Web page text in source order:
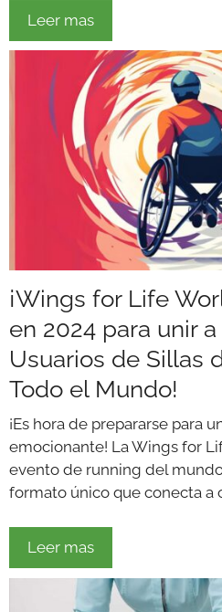
Leer mas
¡Wings for Life
en 2024 para unir
Usuarios de Sillas
Todo el Mundo!
¡Es hora de prepararse para
emocionante! La Wings for
evento de running del
formato único que conecta a
Leer mas